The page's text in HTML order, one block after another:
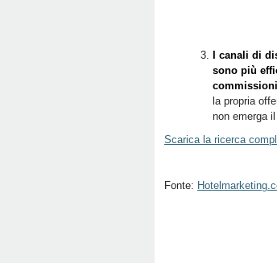
I canali di
sono più
la propria
non emerga
Scarica la ricerca
Fonte: